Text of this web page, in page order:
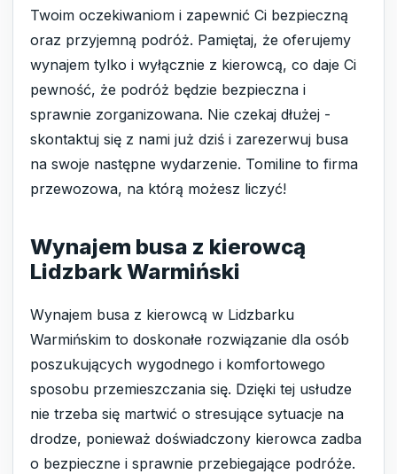
Twoim oczekiwaniom i zapewnić Ci bezpieczną
oraz przyjemną podróż. Pamiętaj, że oferujemy
wynajem tylko i wyłącznie z kierowcą, co daje Ci
pewność, że podróż będzie bezpieczna i
sprawnie zorganizowana. Nie czekaj dłużej -
skontaktuj się z nami już dziś i zarezerwuj busa
na swoje następne wydarzenie. Tomiline to firma
przewozowa, na którą możesz liczyć!
Wynajem busa z kierowcą
Lidzbark Warmiński
Wynajem busa z kierowcą w Lidzbarku
Warmińskim to doskonałe rozwiązanie dla osób
poszukujących wygodnego i komfortowego
sposobu przemieszczania się. Dzięki tej usłudze
nie trzeba się martwić o stresujące sytuacje na
drodze, ponieważ doświadczony kierowca zadba
o bezpieczne i sprawnie przebiegające podróże.